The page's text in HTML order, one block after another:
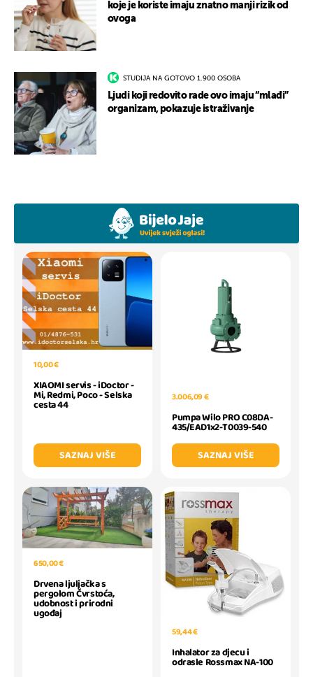
koje je koriste imaju znatno manji rizik od
ovoga
STUDIJA NA GOTOVO 1.900 OSOBA
Ljudi koji redovito rade ovo imaju “mlađi”
organizam, pokazuje istraživanje
10,00 €
XIAOMI servis - iDoctor -
Mi, Redmi, Poco - Selska
cesta 44
SAZNAJ VIŠE
3.006,09 €
Pumpa Wilo PRO C08DA-
435/EAD1x2-T0039-540
SAZNAJ VIŠE
650,00 €
Drvena ljuljačka s
pergolom Čvrstoća,
udobnost i prirodni
ugođaj
59,44 €
Inhalator za djecu i
odrasle Rossmax NA-100